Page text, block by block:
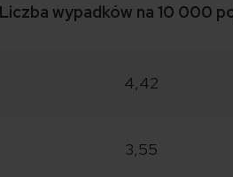
Liczba wypadków na 10 000
4,42
3,55